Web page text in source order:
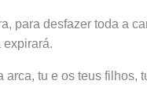
para desfazer toda a
expirará.
tu e os teus filhos,